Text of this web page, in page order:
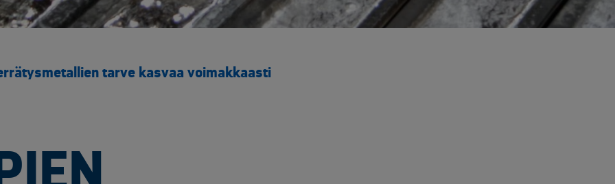
Rakennusjätteen vastaanotto
Raportointi
Kyllästettyjen pylväiden kierrätys
Metallien käsittely ja kierrätys raaka-aineiksi
tarve kasvaa voimakkaasti